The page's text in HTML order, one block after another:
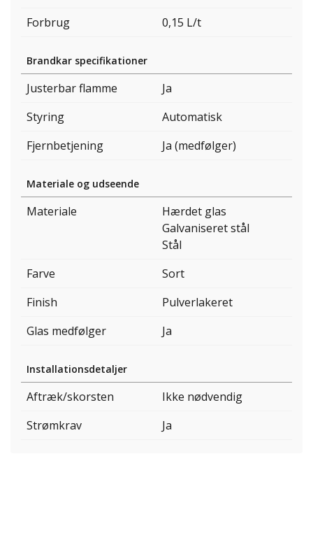
Forbrug
0,15 L/t
Brandkar specifikationer
Justerbar flamme
Ja
Styring
Automatisk
Fjernbetjening
Ja (medfølger)
Materiale og udseende
Materiale
Hærdet glas
Galvaniseret stål
Stål
Farve
Sort
Finish
Pulverlakeret
Glas medfølger
Ja
Installationsdetaljer
Aftræk/skorsten
Ikke nødvendig
Strømkrav
Ja